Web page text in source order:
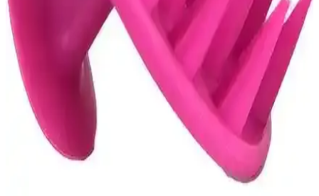
Yüzde Kızarıklık ve Kaşıntı Problemleri: Kozmetik
Ürünlerle İlişkili Nedenler ve Çözüm Yolları
Yüzde kızarıklık ve kaşıntı, kozmetik ürünlerin yanlış kullanımı
veya cilt tipine uygun olmaması nedeniyle oluşabilir. Doğru ürün
seçimi ve bakım ile bu sorunlar hafifletilebilir.
Kafa Derisinde Aşırı Kaşıntı ve Doğru Bakım
Yöntemleri Hakkında Bilgiler
Kafa derisinde aşırı kaşıntı sorununu anlamak ve doğru bakım
yöntemleriyle rahatlatmak için pratik öneriler ve ürünler hakkında